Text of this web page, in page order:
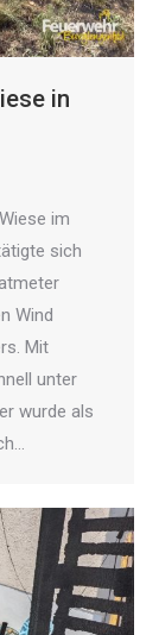
in
im
sich
Wind
Mit
unter
wurde als